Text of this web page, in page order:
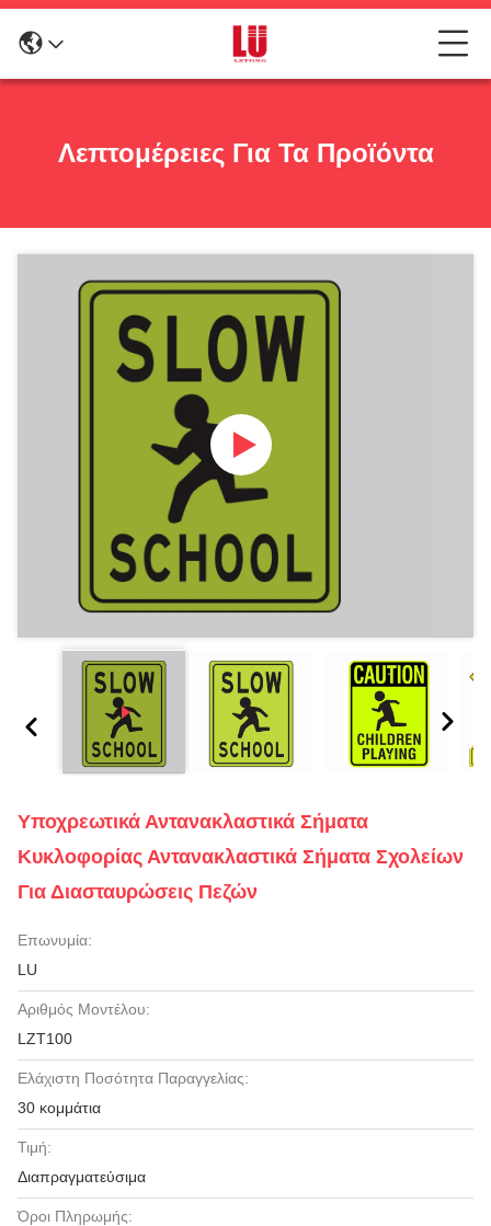
Λεπτομέρειες Για Τα Προϊόντα
Υποχρεωτικά Αντανακλαστικά Σήματα
Κυκλοφορίας Αντανακλαστικά Σήματα Σχολείων
Για Διασταυρώσεις Πεζών
Επωνυμία:
LU
Αριθμός Μοντέλου:
LZT100
Ελάχιστη Ποσότητα Παραγγελίας:
30 κομμάτια
Τιμή:
Διαπραγματεύσιμα
Όροι Πληρωμής: